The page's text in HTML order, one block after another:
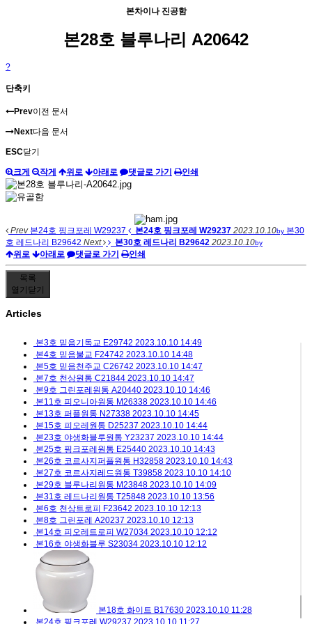
본차이나 진공함
본28호 블루나리 A20642
?
단축키
Prev이전 문서
Next다음 문서
ESC닫기
크게 작게 위로 아래로 댓글로 가기 인쇄
Prev본24호 핑크포레 W29237 본24호 핑크포레 W29237 2023.10.10by 본30
호 레드나리 B29642 Next 본30호 레드나리 B29642 2023.10.10by
위로 아래로 댓글로 가기 인쇄
목록
열기 닫기
Articles
본3호 믿음기독교 E29742 2023.10.10 14:49
본4호 믿음불교 F24742 2023.10.10 14:48
본5호 믿음천주교 C26742 2023.10.10 14:47
본7호 천상원통 C21844 2023.10.10 14:47
본9호 그린포레원통 A20440 2023.10.10 14:46
본11호 피오니아원통 M26338 2023.10.10 14:46
본13호 퍼플원통 N27338 2023.10.10 14:45
본15호 피오레원통 D25237 2023.10.10 14:44
본23호 야생화블루원통 Y23237 2023.10.10 14:44
본25호 핑크포레원통 E25440 2023.10.10 14:43
본26호 코르사지퍼플원통 H32858 2023.10.10 14:43
본27호 코르사지레드원통 T39858 2023.10.10 14:10
본29호 블루나리원통 M23848 2023.10.10 14:09
본31호 레드나리원통 T25848 2023.10.10 13:56
본6호 천상트로피 F23642 2023.10.10 12:13
본8호 그린포레 A20237 2023.10.10 12:13
본14호 피오레트로피 W27034 2023.10.10 12:12
본16호 야생화블루 S23034 2023.10.10 12:12
본18호 화이트 B17630 2023.10.10 11:28
본24호 핑크포레 W29237 2023.10.10 11:27